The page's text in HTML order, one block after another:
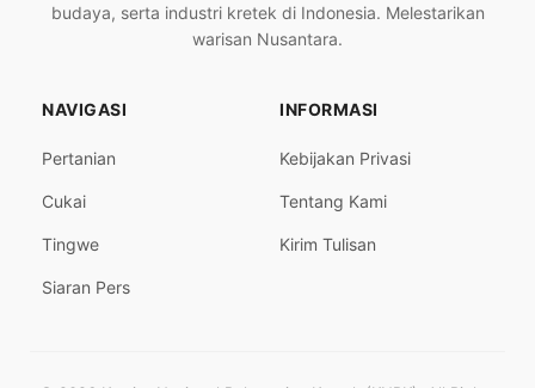
budaya, serta industri kretek di Indonesia. Melestarikan
warisan Nusantara.
NAVIGASI
Pertanian
Cukai
Tingwe
Siaran Pers
INFORMASI
Kebijakan Privasi
Tentang Kami
Kirim Tulisan